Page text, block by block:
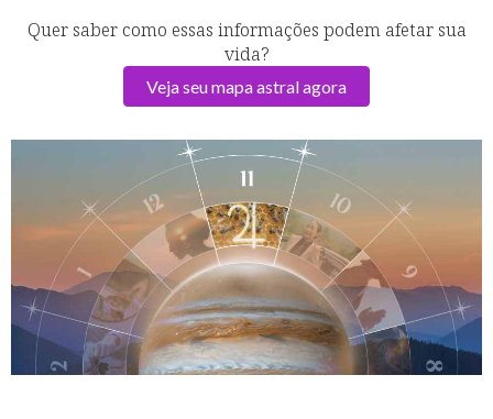
Quer saber como essas informações podem afetar sua
vida?
Veja seu mapa astral agora